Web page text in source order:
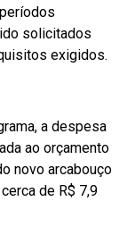
solicitados
exigidos.
a despesa
ao orçamento
novo arcabouço
de R$ 7,9